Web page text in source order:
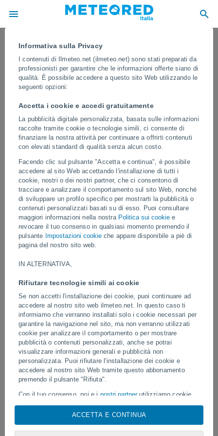
Informativa sulla Privacy
I contenuti di Ilmeteo.net (ilmeteo.net) sono stati preparati da
professionisti per garantire che le informazioni offerte siano di
qualità. È possibile accedere a questo sito Web utilizzando le
seguenti opzioni:
Accetta i cookie e accedi gratuitamente
La pubblicità digitale personalizzata, basata sulle informazioni
raccolte tramite cookie o tecnologie simili, ci consente di
finanziare la nostra attività per continuare a offrirti contenuti
con elevati standard di qualità senza alcun costo.
Facendo clic sul pulsante "Accetta e continua", è possibile
accedere al sito Web accettando l'installazione di tutti i
cookie, nostri o dei nostri partner, che ci consentono di
tracciare e analizzare il comportamento sul sito Web, nonché
di sviluppare un profilo specifico per mostrarti la pubblicità o
contenuti personalizzati basati su di esso. Puoi consultare
maggiori informazioni nella nostra Politica sui cookie e
revocare il tuo consenso in qualsiasi momento premendo il
pulsante Impostazioni cookieche appare disponibile a piè di
pagina del nostro sito web.
IN ALTERNATIVA,
Rifiutare tecnologie simili ai cookie
Se non accetti l'installazione dei cookie, puoi continuare ad
accedere al nostro sito web ilmeteo.net. In questo caso ti
informiamo che verranno installati solo i cookie necessari per
garantire la navigazione nel sito, ma non verranno utilizzati
cookie per analizzare il comportamento o per mostrare
pubblicità o contenuti personalizzati, anche se potrai
visualizzare informazioni generali e pubblicità non
personalizzata. Puoi rifiutare l'installazione dei cookie e
accedere al nostro sito Web tramite questo abbonamento
premendo il pulsante "Rifiuta".
Con il tuo consenso, noi e i nostri partnerutilizziamo cookie,
identificatori univoci o tecnologie simili per archiviare,
accedere e trattare dati personali quali la tua visita su questo
potrebbero trattare i tuoi dati personali sulla base di un
ACCETTA E CONTINUA
Uno tsunami ha colpito le coste delle
Filippine e dell'Indonesia in seguito al
terremoto di magnitudo 7.8 avvenuto
vicino all'isola di Mindanao
In diverse zone, il mare si sarebbe ritirato di alcuni metri prima di
ritornare improvvisamente come un piccolo tsunami, spazzando
via imbarcazioni e oggetti situati lungo la costa.
8 ore fa
Un fulmine colpisce un campo da
Seguici